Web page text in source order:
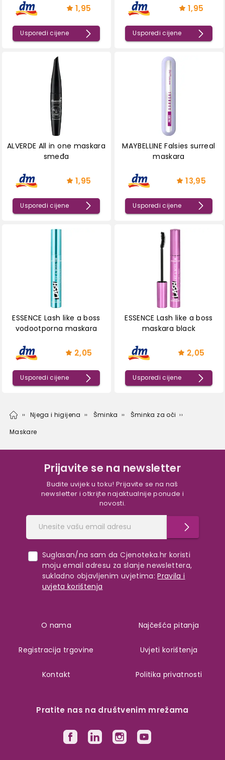
1,95
Usporedi cijene
1,95
Usporedi cijene
ALVERDE All in one maskara
smeđa
1,95
Usporedi cijene
MAYBELLINE Falsies surreal
maskara
13,95
Usporedi cijene
ESSENCE Lash like a boss
vodootporna maskara
2,05
Usporedi cijene
ESSENCE Lash like a boss
maskara black
2,05
Usporedi cijene
Njega i higijena Šminka
Šminka za oči
Maskare
Prijavite se na newsletter
Budite uvijek u toku! Prijavite se na naš
newsletter i otkrijte najaktualnije ponude i
novosti.
Suglasan/na sam da Cjenoteka.hr koristi
moju email adresu za slanje newslettera,
sukladno objavljenim uvjetima: Pravila i
uvjeta korištenja
Pratite nas na društvenim mrežama
O nama
Registracija trgovine
Kontakt
Najčešća pitanja
Uvjeti korištenja
Politika privatnosti